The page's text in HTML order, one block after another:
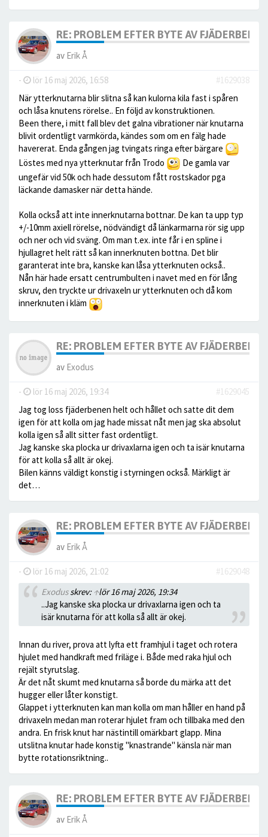
RE: PROBLEM EFTER BYTE AV FJÄDERBEN.
av Erik Å
- lör 16 maj 2026, 16:58
#1629038
När ytterknutarna blir slitna så kan kulorna kila fast i spåren
och låsa knutens rörelse.. En följd av konstruktionen.
Been there, i mitt fall blev det galna vibrationer när knutarna
blivit ordentligt varmkörda, kändes som om en fälg hade
havererat. Enda gången jag tvingats ringa efter bärgare
Löstes med nya ytterknutar från Trodo
De gamla var
ungefär vid 50k och hade dessutom fått rostskador pga
läckande damasker när detta hände.
Kolla också att inte innerknutarna bottnar. De kan ta upp typ
+/-10mm axiell rörelse, nödvändigt då länkarmarna rör sig upp
och ner och vid sväng. Om man t.ex. inte får i en spline i
hjullagret helt rätt så kan innerknuten bottna. Det blir
garanterat inte bra, kanske kan låsa ytterknuten också..
Nån här hade ersatt centrumbulten i navet med en för lång
skruv, den tryckte ur drivaxeln ur ytterknuten och då kom
innerknuten i kläm
RE: PROBLEM EFTER BYTE AV FJÄDERBEN.
av Exodus
- lör 16 maj 2026, 19:34
#1629045
Jag tog loss fjäderbenen helt och hållet och satte dit dem
igen för att kolla om jag hade missat nåt men jag ska absolut
kolla igen så allt sitter fast ordentligt.
Jag kanske ska plocka ur drivaxlarna igen och ta isär knutarna
för att kolla så allt är okej.
Bilen känns väldigt konstig i styrningen också. Märkligt är
det…
RE: PROBLEM EFTER BYTE AV FJÄDERBEN.
av Erik Å
- lör 16 maj 2026, 21:02
#1629048
Exodusskrev: ↑lör 16 maj 2026, 19:34
..Jag kanske ska plocka ur drivaxlarna igen och ta
isär knutarna för att kolla så allt är okej.
Innan du river, prova att lyfta ett framhjul i taget och rotera
hjulet med handkraft med friläge i. Både med raka hjul och
rejält styrutslag.
Är det nåt skumt med knutarna så borde du märka att det
hugger eller låter konstigt.
Glappet i ytterknuten kan man kolla om man håller en hand på
drivaxeln medan man roterar hjulet fram och tillbaka med den
andra. En frisk knut har nästintill omärkbart glapp. Mina
utslitna knutar hade konstig "knastrande" känsla när man
bytte rotationsriktning..
RE: PROBLEM EFTER BYTE AV FJÄDERBEN.
av Erik Å